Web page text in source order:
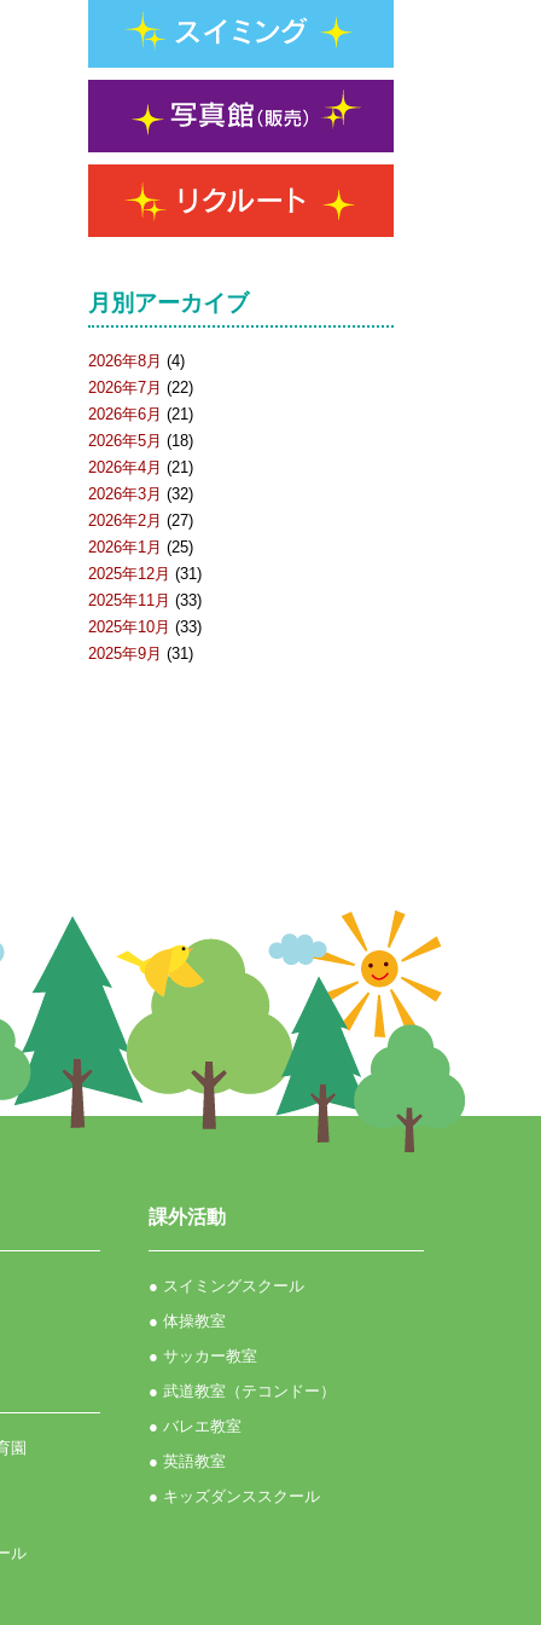
月別アーカイブ
2026年8月 (4)
2026年7月 (22)
2026年6月 (21)
2026年5月 (18)
2026年4月 (21)
2026年3月 (32)
2026年2月 (27)
2026年1月 (25)
2025年12月 (31)
2025年11月 (33)
2025年10月 (33)
2025年9月 (31)
園
ル
課外活動
● スイミングスクール
● 体操教室
● サッカー教室
● 武道教室（テコンドー）
● バレエ教室
● 英語教室
● キッズダンススクール